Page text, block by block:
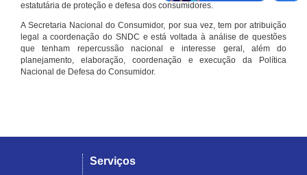
estatutária de proteção e defesa dos consumidores.
A Secretaria Nacional do Consumidor, por sua vez, tem por atribuição
legal a coordenação do SNDC e está voltada à análise de questões
que tenham repercussão nacional e interesse geral, além do
planejamento, elaboração, coordenação e execução da Política
Nacional de Defesa do Consumidor.
Serviços